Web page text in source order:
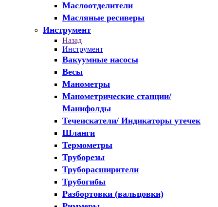
Маслоотделители
Масляные ресиверы
Инструмент
Назад
Инструмент
Вакуумные насосы
Весы
Манометры
Манометрические станции/
Манифолды
Течеискатели/ Индикаторы утечек
Шланги
Термометры
Труборезы
Труборасширители
Трубогибы
Разбортовки (вальцовки)